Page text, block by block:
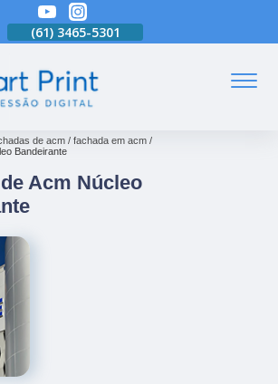
(61) 3465-5301
de acm
fachada em acm
Bandeirante
Acm Núcleo